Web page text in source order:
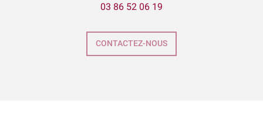
ÉNIGME EN FAMILLE | DÉCOUVREZ AUXERRE !
03 86 52 06 19
CONTACTEZ-NOUS